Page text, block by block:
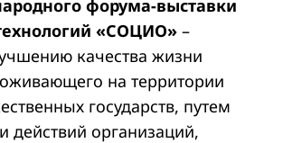
форума-выставки
«СОЦИО» –
качества жизни
на территории
государств, путем
действий организаций,